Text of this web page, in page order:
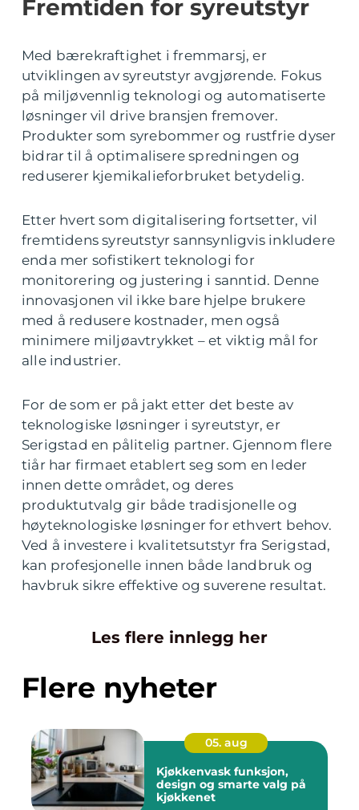
Fremtiden for syreutstyr
Med bærekraftighet i fremmarsj, er
utviklingen av syreutstyr avgjørende. Fokus
på miljøvennlig teknologi og automatiserte
løsninger vil drive bransjen fremover.
Produkter som syrebommer og rustfrie dyser
bidrar til å optimalisere spredningen og
reduserer kjemikalieforbruket betydelig.
Etter hvert som digitalisering fortsetter, vil
fremtidens syreutstyr sannsynligvis inkludere
enda mer sofistikert teknologi for
monitorering og justering i sanntid. Denne
innovasjonen vil ikke bare hjelpe brukere
med å redusere kostnader, men også
minimere miljøavtrykket – et viktig mål for
alle industrier.
For de som er på jakt etter det beste av
teknologiske løsninger i syreutstyr, er
Serigstad en pålitelig partner. Gjennom flere
tiår har firmaet etablert seg som en leder
innen dette området, og deres
produktutvalg gir både tradisjonelle og
høyteknologiske løsninger for ethvert behov.
Ved å investere i kvalitetsutstyr fra Serigstad,
kan profesjonelle innen både landbruk og
havbruk sikre effektive og suverene resultat.
Les flere innlegg her
Flere nyheter
05. aug
Kjøkkenvask funksjon,
design og smarte valg på
kjøkkenet